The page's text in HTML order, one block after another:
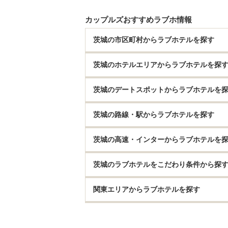
カップルズおすすめラブホ情報
茨城の市区町村からラブホテルを探す
茨城のホテルエリアからラブホテルを探す
茨城のデートスポットからラブホテルを
茨城の路線・駅からラブホテルを探す
茨城の高速・インターからラブホテルを
茨城のラブホテルをこだわり条件から探す
関東エリアからラブホテルを探す